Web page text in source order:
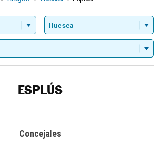
ESPLÚS
Concejales